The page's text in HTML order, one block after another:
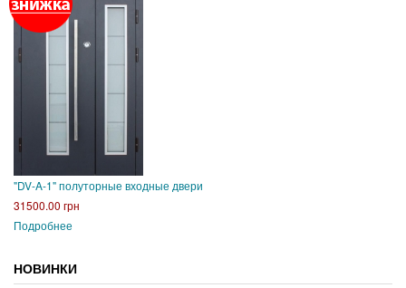
"DV-A-1" полуторные входные двери
31500.00 грн
Подробнее
НОВИНКИ